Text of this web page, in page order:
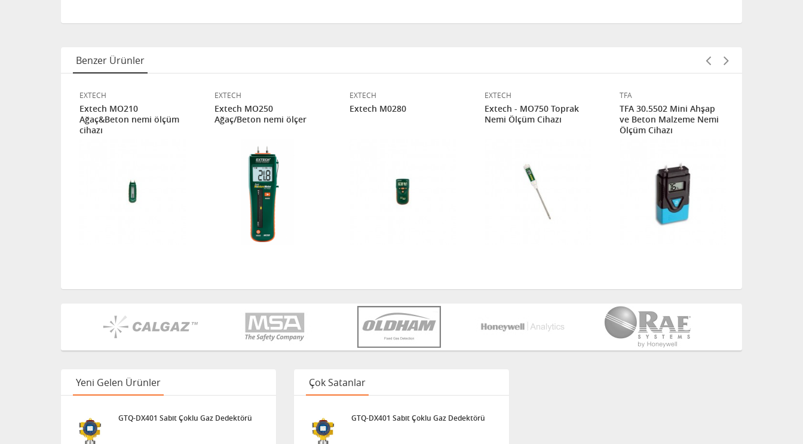
Benzer Ürünler
EXTECH
Extech MO210
Ağaç&Beton nemi ölçüm
cihazı
EXTECH
Extech MO250
Ağaç/Beton nemi ölçer
EXTECH
Extech M0280
EXTECH
Extech - MO750 Toprak
Nemi Ölçüm Cihazı
TFA
TFA 30.5502 Mini Ahşap
ve Beton Malzeme Nemi
Ölçüm Cihazı
Yeni Gelen Ürünler
GTQ-DX401 Sabit Çoklu Gaz Dedektörü
Çok Satanlar
GTQ-DX401 Sabit Çoklu Gaz Dedektörü